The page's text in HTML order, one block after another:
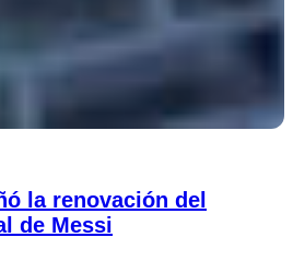
la renovación del
de Messi